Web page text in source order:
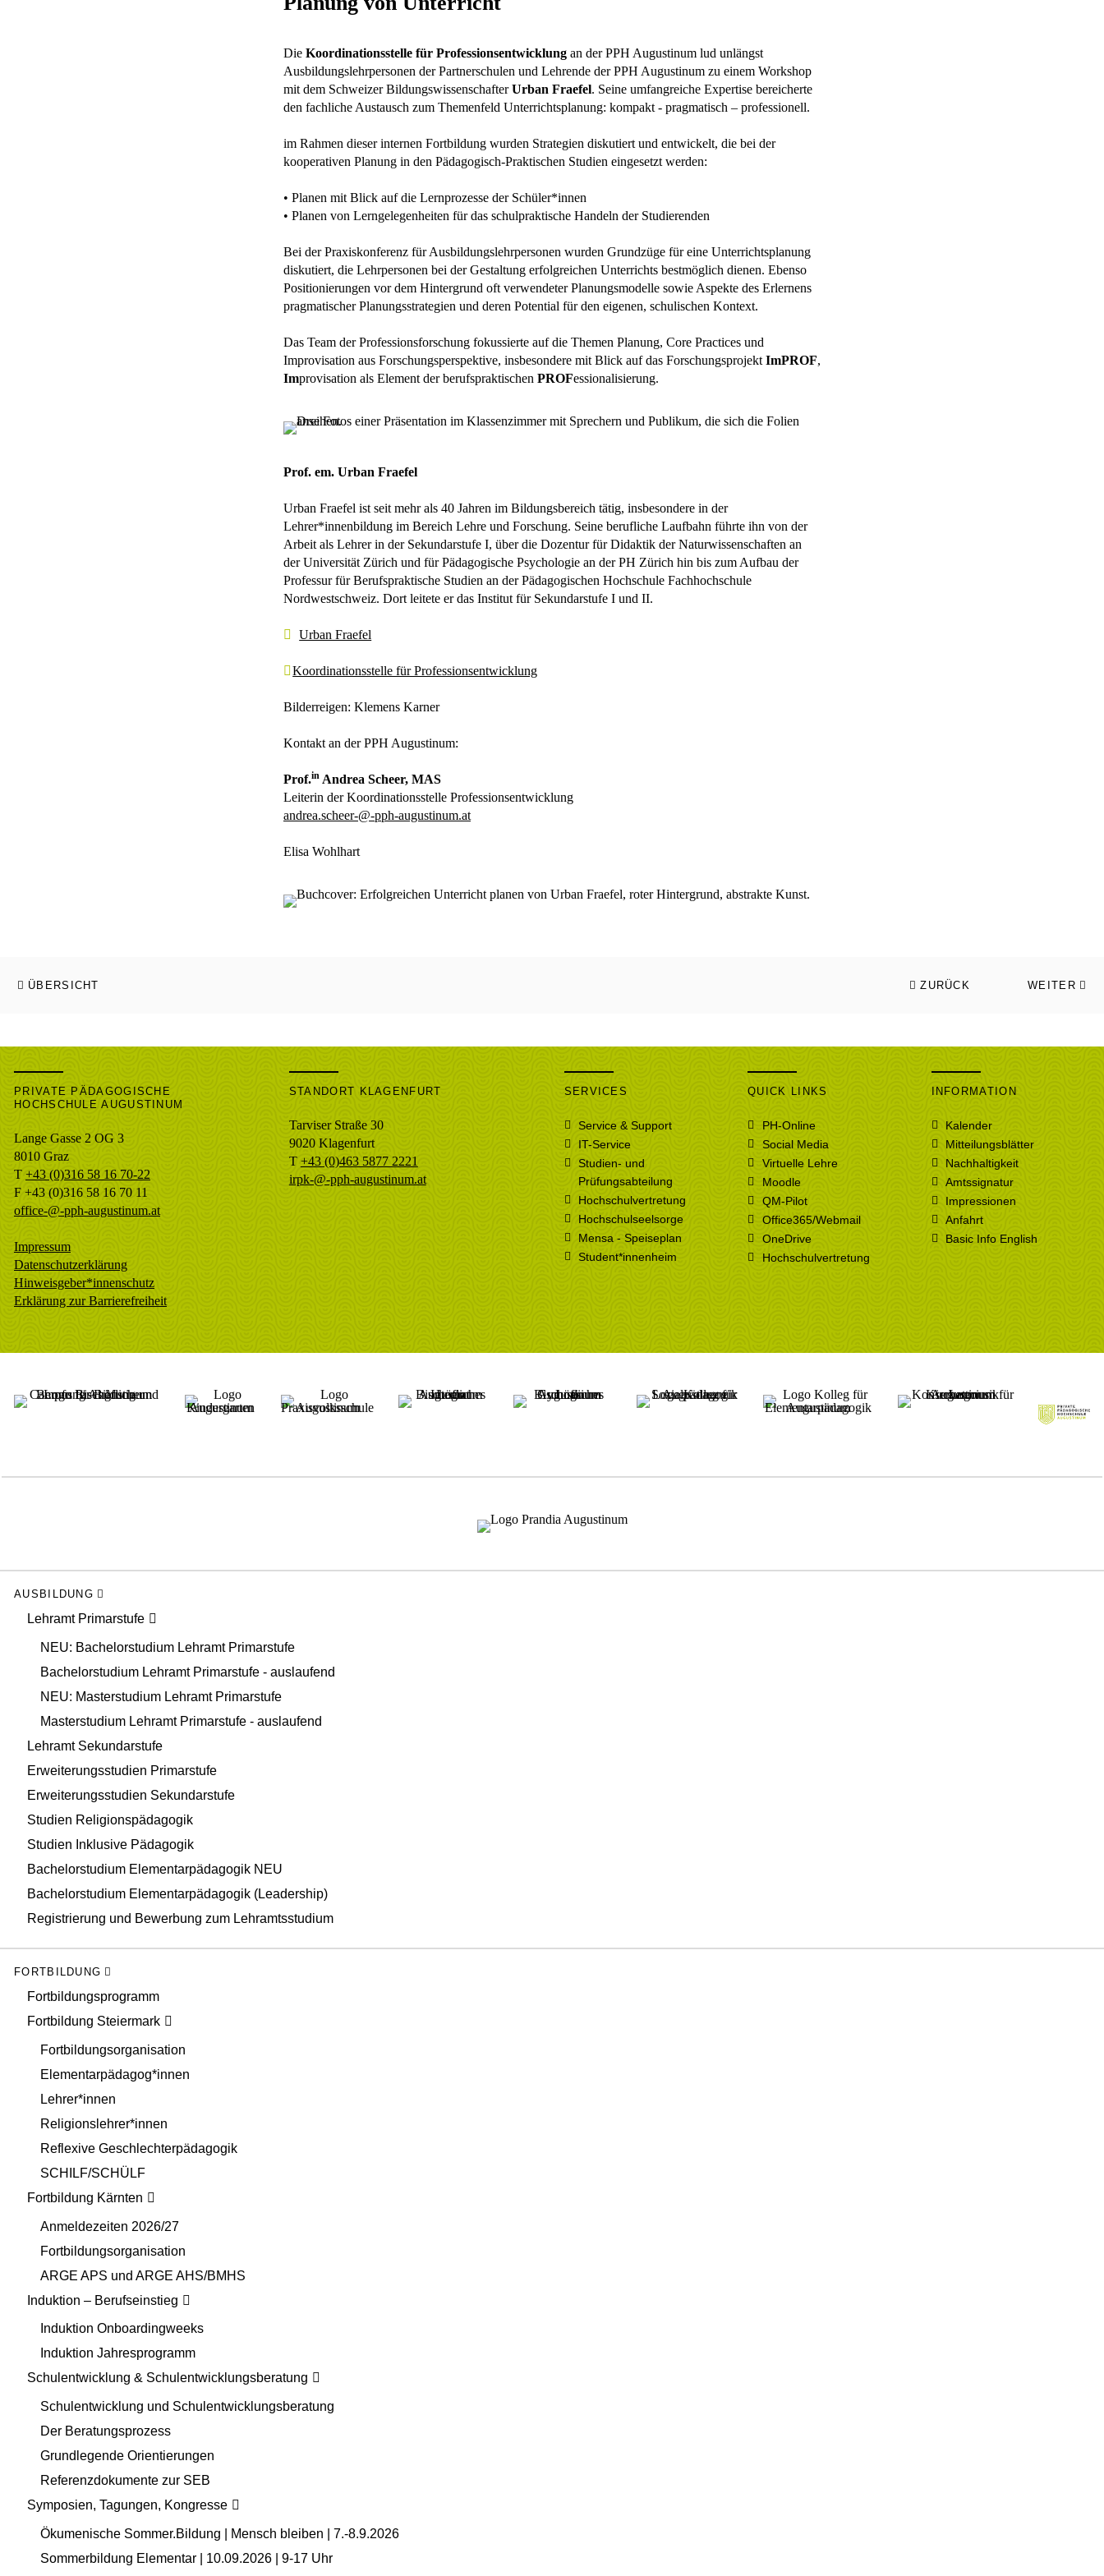
Die Koordinationsstelle für Professionsentwicklung an der PPH Augustinum lud unlängst
Ausbildungslehrpersonen der Partnerschulen und Lehrende der PPH Augustinum zu einem Workshop
mit dem Schweizer BildungswissenschafterUrban Fraefel. Seine umfangreiche Expertise bereicherte
den fachliche Austausch zum Themenfeld Unterrichtsplanung: kompakt - pragmatisch – professionell.
im Rahmen dieser internen Fortbildung wurden Strategien diskutiert und entwickelt, die bei der
kooperativen Planung in den Pädagogisch-Praktischen Studien eingesetzt werden:
• Planen mit Blick auf die Lernprozesse der Schüler*innen
• Planen von Lerngelegenheiten für das schulpraktische Handeln der Studierenden
Bei der Praxiskonferenz für Ausbildungslehrpersonen wurden Grundzüge für eine Unterrichtsplanung
diskutiert, die Lehrpersonen bei der Gestaltung erfolgreichen Unterrichts bestmöglich dienen. Ebenso
Positionierungen vor dem Hintergrund oft verwendeter Planungsmodelle sowie Aspekte des Erlernens
pragmatischer Planungsstrategien und deren Potential für den eigenen, schulischen Kontext.
Das Team der Professionsforschung fokussierte auf die Themen Planung, Core Practices und
Improvisation aus Forschungsperspektive, insbesondere mit Blick auf das Forschungsprojekt ImPROF,
Improvisation als Element der berufspraktischen PROFessionalisierung.
Prof. em. Urban Fraefel
Urban Fraefel ist seit mehr als 40 Jahren im Bildungsbereich tätig, insbesondere in der
Lehrer*innenbildung im Bereich Lehre und Forschung. Seine berufliche Laufbahn führte ihn von der
Arbeit als Lehrer in der Sekundarstufe I, über die Dozentur für Didaktik der Naturwissenschaften an
der Universität Zürich und für Pädagogische Psychologie an der PH Zürich hin bis zum Aufbau der
Professur für Berufspraktische Studien an der Pädagogischen Hochschule Fachhochschule
Nordwestschweiz. Dort leitete er das Institut für Sekundarstufe I und II.
Urban Fraefel
Koordinationsstelle für Professionsentwicklung
Bilderreigen: Klemens Karner
Kontakt an der PPH Augustinum:
Prof.in Andrea Scheer, MAS
Leiterin der Koordinationsstelle Professionsentwicklung
andrea.scheer-@-pph-augustinum.at
Elisa Wohlhart
ÜBERSICHT ZURÜCK WEITER
PRIVATE PÄDAGOGISCHE
HOCHSCHULE AUGUSTINUM
Lange Gasse 2 OG 3
8010 Graz
T +43 (0)316 58 16 70-22
F +43 (0)316 58 16 70 11
office-@-pph-augustinum.at
Impressum
Datenschutzerklärung
Hinweisgeber*innenschutz
Erklärung zur Barrierefreiheit
STANDORT KLAGENFURT
Tarviser Straße 30
9020 Klagenfurt
T +43 (0)463 5877 2221
irpk-@-pph-augustinum.at
SERVICES
Service & Support
IT-Service
Studien- und
Prüfungsabteilung
Hochschulvertretung
Hochschulseelsorge
Mensa - Speiseplan
Student*innenheim
QUICK LINKS
PH-Online
Social Media
Virtuelle Lehre
Moodle
QM-Pilot
Office365/Webmail
OneDrive
Hochschulvertretung
INFORMATION
Kalender
Mitteilungsblätter
Nachhaltigkeit
Amtssignatur
Impressionen
Anfahrt
Basic Info English
AUSBILDUNG
Lehramt Primarstufe
NEU: Bachelorstudium Lehramt Primarstufe
Bachelorstudium Lehramt Primarstufe - auslaufend
NEU: Masterstudium Lehramt Primarstufe
Masterstudium Lehramt Primarstufe - auslaufend
Lehramt Sekundarstufe
Erweiterungsstudien Primarstufe
Erweiterungsstudien Sekundarstufe
Studien Religionspädagogik
Studien Inklusive Pädagogik
Bachelorstudium Elementarpädagogik NEU
Bachelorstudium Elementarpädagogik (Leadership)
Registrierung und Bewerbung zum Lehramtsstudium
FORTBILDUNG
Fortbildungsprogramm
Fortbildung Steiermark
Fortbildungsorganisation
Elementarpädagog*innen
Lehrer*innen
Religionslehrer*innen
Reflexive Geschlechterpädagogik
SCHILF/SCHÜLF
Fortbildung Kärnten
Anmeldezeiten 2026/27
Fortbildungsorganisation
ARGE APS und ARGE AHS/BMHS
Induktion – Berufseinstieg
Induktion Onboardingweeks
Induktion Jahresprogramm
Schulentwicklung & Schulentwicklungsberatung
Schulentwicklung und Schulentwicklungsberatung
Der Beratungsprozess
Grundlegende Orientierungen
Referenzdokumente zur SEB
Symposien, Tagungen, Kongresse
Ökumenische Sommer.Bildung | Mensch bleiben | 7.-8.9.2026
Sommerbildung Elementar | 10.09.2026 | 9-17 Uhr